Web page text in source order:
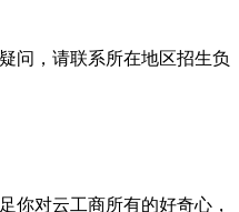
问，请联系所在地区招生负
你对云工商所有的好奇心，